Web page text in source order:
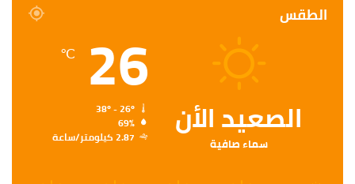
الطقس
الصعيد الأن
سماء صافية
26
℃
69%
2.87 كيلومتر/ساعة